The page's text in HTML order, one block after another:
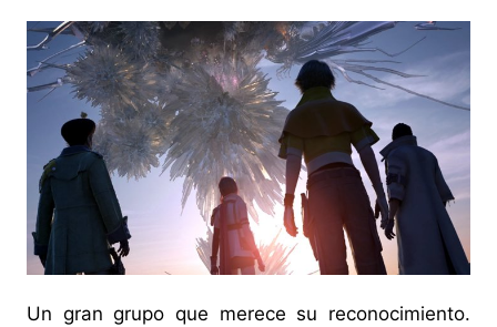
Un gran grupo que merece su reconocimiento.